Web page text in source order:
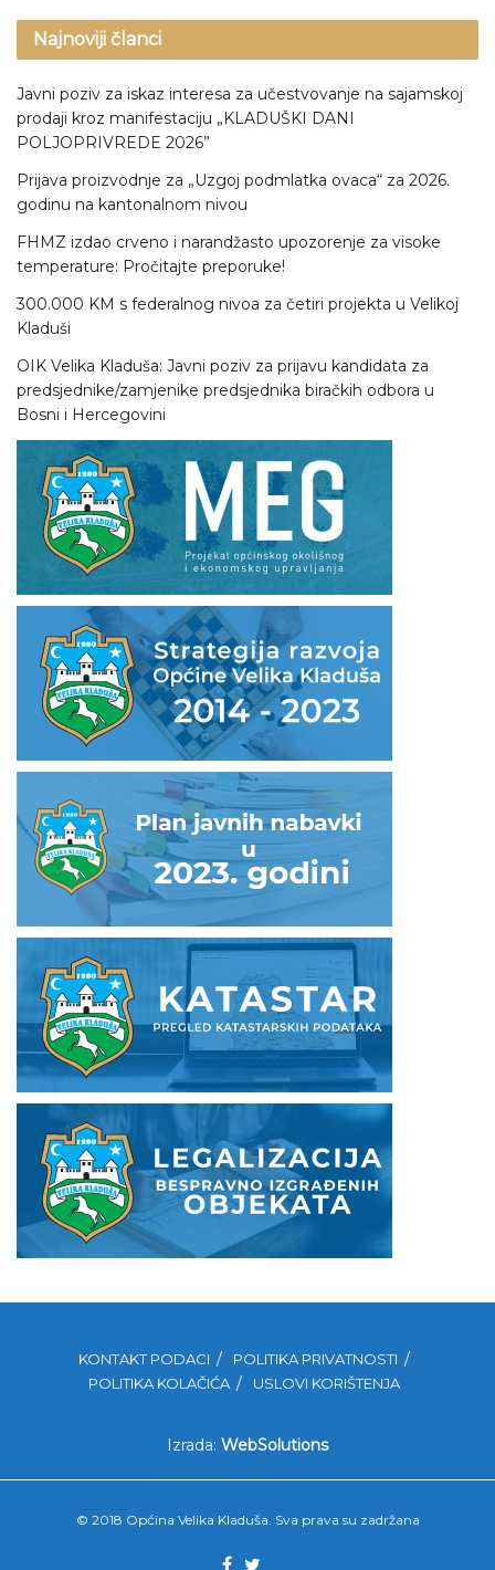
Najnoviji članci
Javni poziv za iskaz interesa za učestvovanje na sajamskoj
prodaji kroz manifestaciju „KLADUŠKI DANI
POLJOPRIVREDE 2026”
Prijava proizvodnje za „Uzgoj podmlatka ovaca“ za 2026.
godinu na kantonalnom nivou
FHMZ izdao crveno i narandžasto upozorenje za visoke
temperature: Pročitajte preporuke!
300.000 KM s federalnog nivoa za četiri projekta u Velikoj
Kladuši
OIK Velika Kladuša: Javni poziv za prijavu kandidata za
predsjednike/zamjenike predsjednika biračkih odbora u
Bosni i Hercegovini
KONTAKT PODACI
POLITIKA PRIVATNOSTI
POLITIKA KOLAČIĆA
USLOVI KORIŠTENJA
Izrada: WebSolutions
© 2018 Općina Velika Kladuša. Sva prava su zadržana